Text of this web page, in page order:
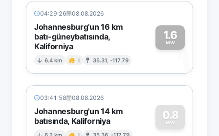
04:29:26 08.08.2026
Johannesburg'un 16 km
batı-güneybatısında,
Kaliforniya
6.4 km I 35.31, -117.79
1.6
MW
1
03:41:58 08.08.2026
Johannesburg'un 14 km
batısında, Kaliforniya
0.8
MW